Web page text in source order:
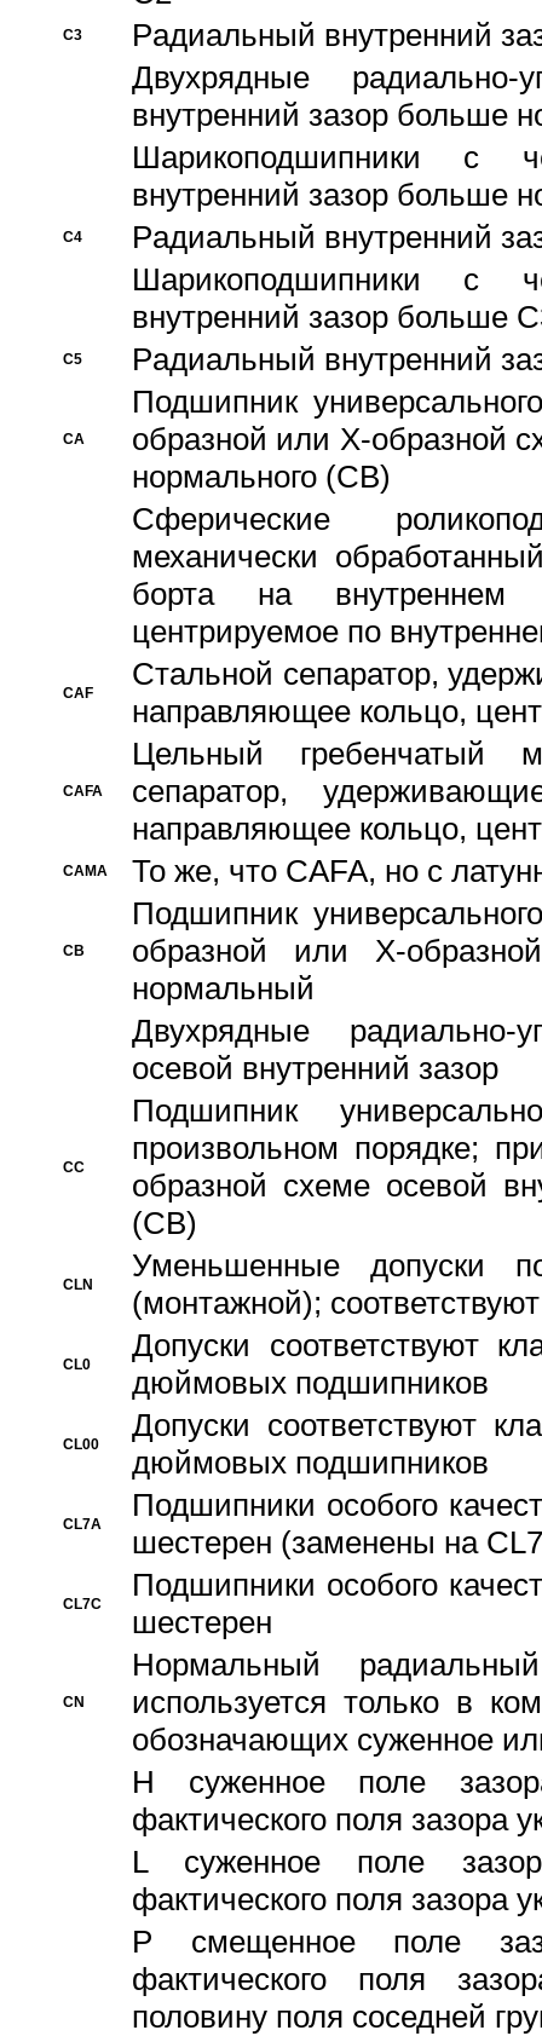
C3
Pадиальный внутренний
Двухрядные радиально-
внутренний зазор больше
Шарикоподшипники с
внутренний зазор больше
C4
Pадиальный внутренний
Шарикоподшипники с
внутренний зазор больше
C5 Pадиальный внутренний
CA
Подшипник
образной или Х-образной
нормального (CB)
Сферические
механически
борта на внутреннем
центрируемое по
CAF
Стальной сепаратор,
направляющее кольцо,
CAFA
Цельный гребенчатый
сепаратор,
направляющее кольцо,
CAMA То же, что CAFA, но с
CB
Подшипник
образной или Х-
нормальный
Двухрядные радиально-
осевой внутренний зазор
CC
Подшипник
произвольном порядке;
образной схеме осевой
(CB)
CLN
Уменьшенные
(монтажной);
CL0
Допуски соответствуют
дюймовых подшипников
CL00
Допуски соответствуют
дюймовых подшипников
CL7A
Подшипники особого
шестерен (заменены на
CL7C
Подшипники особого
шестерен
CN
Hормальный
используется только в
обозначающих суженное
H суженное поле
фактического поля зазора
L суженное поле
фактического поля зазора
P смещенное поле
фактического поля
половину поля соседней